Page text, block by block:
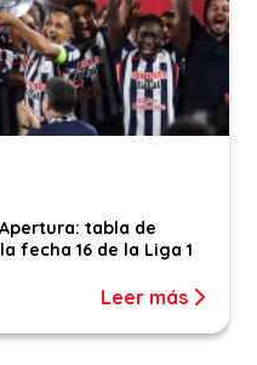
tabla de
fecha 16 de la Liga 1
Leer más